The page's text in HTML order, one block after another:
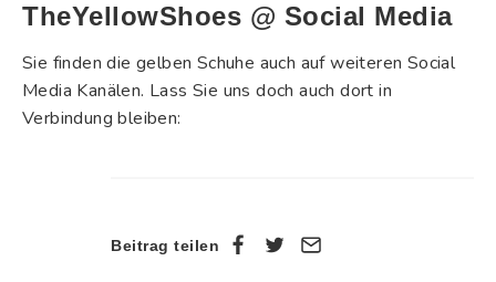
TheYellowShoes @ Social Media
Sie finden die gelben Schuhe auch auf weiteren Social
Media Kanälen. Lass Sie uns doch auch dort in
Verbindung bleiben:
Beitrag teilen